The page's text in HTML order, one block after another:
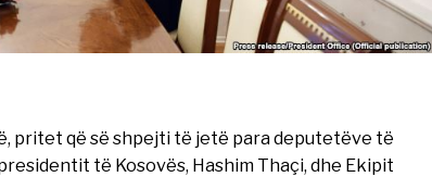
pritet që së shpejti të jetë para deputetëve të
të Kosovës, Hashim Thaçi, dhe Ekipit